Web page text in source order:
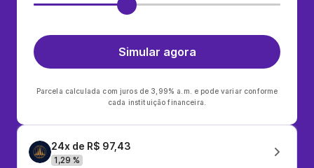
Simular agora
Parcela calculada com juros de 3,99% a.m. e pode variar conforme
cada instituição financeira.
24x de R$ 97,43
1,29 %